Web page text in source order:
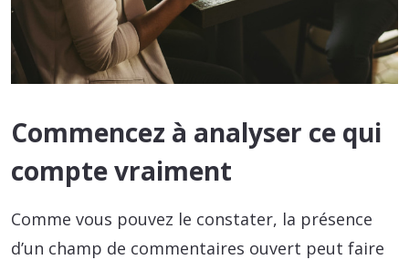
Commencez à analyser ce qui
compte vraiment
Comme vous pouvez le constater, la présence
d’un champ de commentaires ouvert peut faire